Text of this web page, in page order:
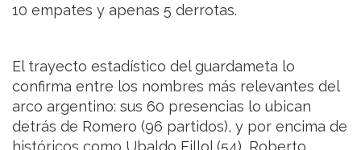
10 empates y apenas 5 derrotas.
El trayecto estadístico del guardameta lo
confirma entre los nombres más relevantes del
arco argentino: sus 60 presencias lo ubican
detrás de Romero (96 partidos), y por encima de
históricos como Ubaldo Fillol (54), Roberto